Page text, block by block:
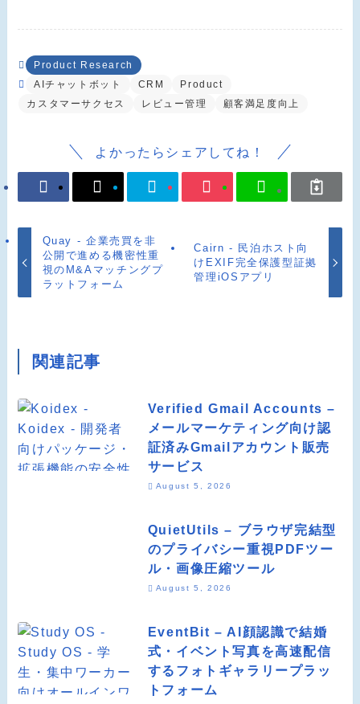
Product Research
AIチャットボット
CRM
Product
カスタマーサクセス
レビュー管理 顧客満足度向上
よかったらシェアしてね！
Quay - 企業売買を非
公開で進める機密性重
視のM&Aマッチングプ
ラットフォーム
Cairn - 民泊ホスト向
けEXIF完全保護型証拠
管理iOSアプリ
関連記事
Verified Gmail Accounts –
メールマーケティング向け認
証済みGmailアカウント販売
サービス
August 5, 2026
QuietUtils – ブラウザ完結型
のプライバシー重視PDFツー
ル・画像圧縮ツール
August 5, 2026
EventBit – AI顔認識で結婚
式・イベント写真を高速配信
するフォトギャラリープラッ
トフォーム